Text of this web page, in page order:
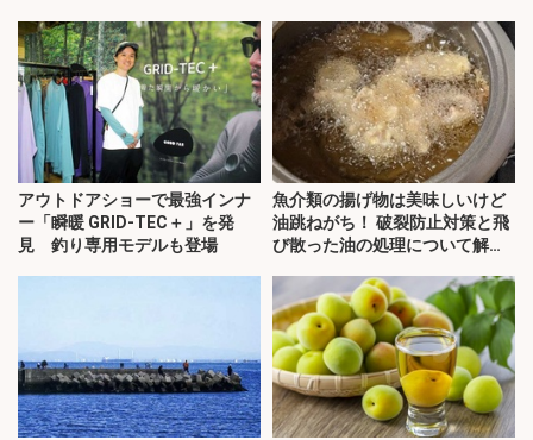
アウトドアショーで最強インナ
ー「瞬暖 GRID-TEC＋」を発
見 釣り専用モデルも登場
魚介類の揚げ物は美味しいけど
油跳ねがち！ 破裂防止対策と飛
び散った油の処理について解